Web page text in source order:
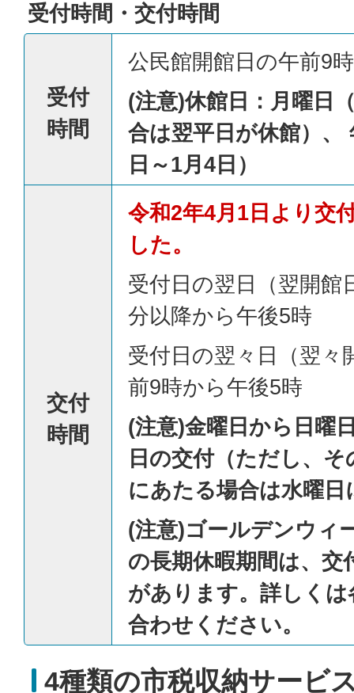
受付時間・交付時間
受付
時間
公民館開館日の午前9
(注意)休館日：月曜日
合は翌平日が休館）、
日～1月4日）
交付
時間
令和2年4月1日より交
した。
受付日の翌日（翌開館
分以降から午後5時
受付日の翌々日（翌々
前9時から午後5時
(注意)金曜日から日曜
日の交付（ただし、
にあたる場合は水曜
(注意)ゴールデンウィ
の長期休暇期間は、交
があります。詳しく
合わせください。
4種類の市税収納サービ